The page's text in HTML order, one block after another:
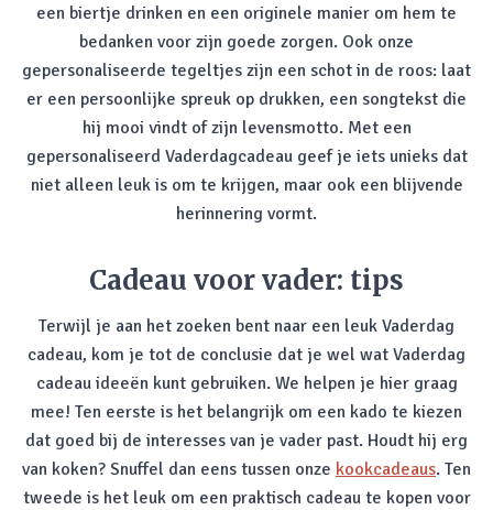
een biertje drinken en een originele manier om hem te
bedanken voor zijn goede zorgen. Ook onze
gepersonaliseerde tegeltjes zijn een schot in de roos: laat
er een persoonlijke spreuk op drukken, een songtekst die
hij mooi vindt of zijn levensmotto. Met een
gepersonaliseerd Vaderdagcadeau geef je iets unieks dat
niet alleen leuk is om te krijgen, maar ook een blijvende
herinnering vormt.
Cadeau voor vader: tips
Terwijl je aan het zoeken bent naar een leuk Vaderdag
cadeau, kom je tot de conclusie dat je wel wat Vaderdag
cadeau ideeën kunt gebruiken. We helpen je hier graag
mee! Ten eerste is het belangrijk om een kado te kiezen
dat goed bij de interesses van je vader past. Houdt hij erg
van koken? Snuffel dan eens tussen onze kookcadeaus. Ten
tweede is het leuk om een praktisch cadeau te kopen voor